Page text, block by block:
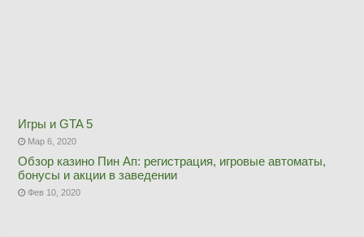
Игры и GTA 5
Мар 6, 2020
Обзор казино Пин Ап: регистрация, игровые автоматы,
бонусы и акции в заведении
Фев 10, 2020